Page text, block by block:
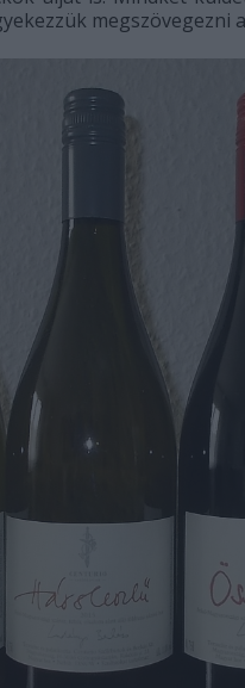
megszövegezni